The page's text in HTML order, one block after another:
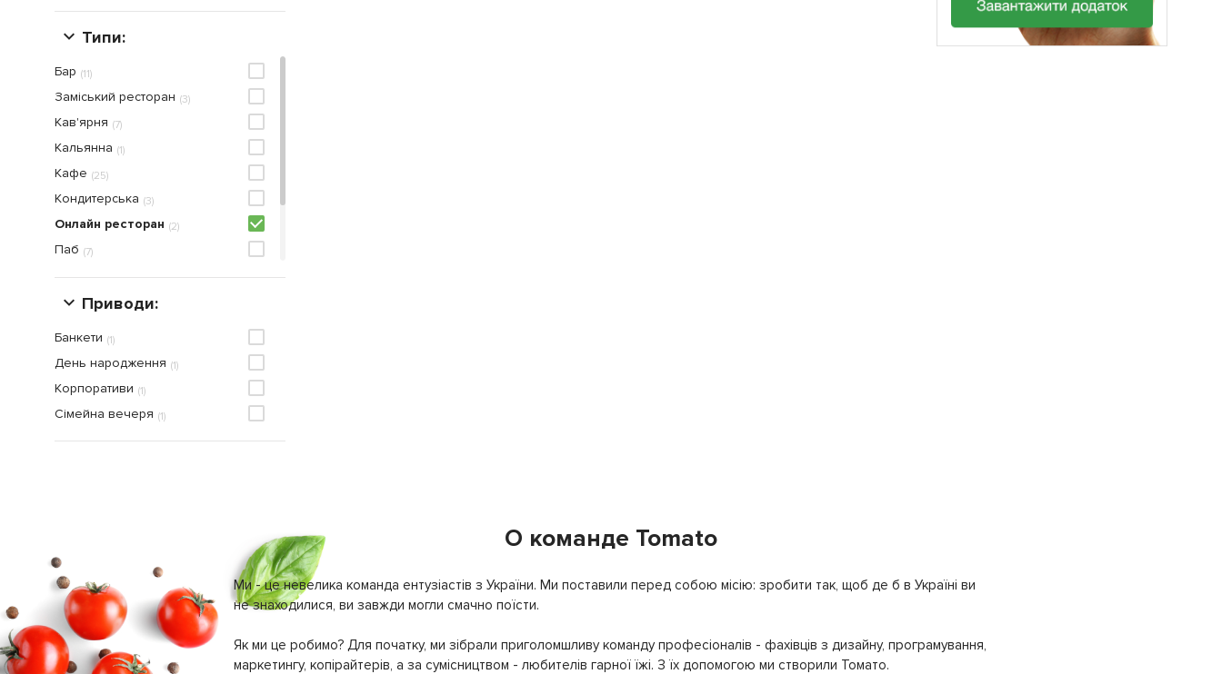
Типи:
(11)
Бар
(3)
Заміський ресторан
(7)
Кав'ярня
(1)
Кальянна
(25)
Кафе
(3)
Кондитерська
(2)
Онлайн ресторан
(7)
Паб
(7)
Піцерія
(42)
Ресторан
Приводи:
(1)
Банкети
(1)
День народження
(1)
Корпоративи
(1)
Сімейна вечеря
О команде Tomato
Ми - це невелика команда ентузіастів з України. Ми поставили перед собою місію: зробити так, щоб де б в Україні ви
не знаходилися, ви завжди могли смачно поїсти.
Як ми це робимо? Для початку, ми зібрали приголомшливу команду професіоналів - фахівців з дизайну, програмування,
маркетингу, копірайтерів, а за сумісництвом - любителів гарної їжі. З їх допомогою ми створили Томато.